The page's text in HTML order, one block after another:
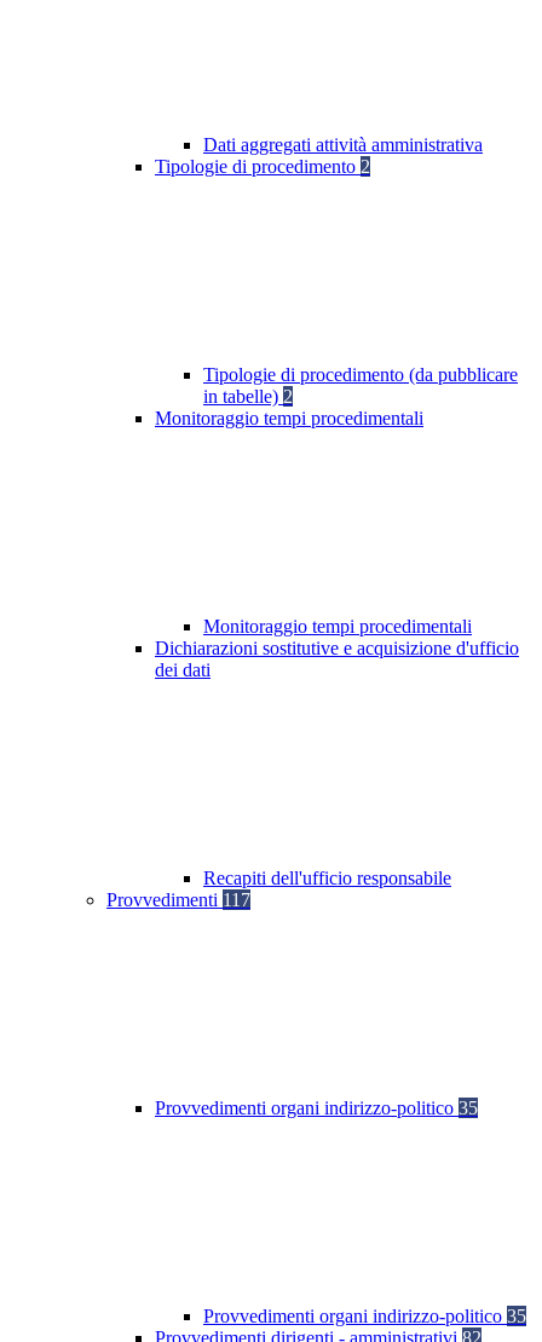
Dati aggregati attività amministrativa
Tipologie di procedimento 2
Tipologie di procedimento (da pubblicare
in tabelle) 2
Monitoraggio tempi procedimentali
Monitoraggio tempi procedimentali
Dichiarazioni sostitutive e acquisizione d'ufficio
dei dati
Recapiti dell'ufficio responsabile
Provvedimenti 117
Provvedimenti organi indirizzo-politico 35
Provvedimenti organi indirizzo-politico 35